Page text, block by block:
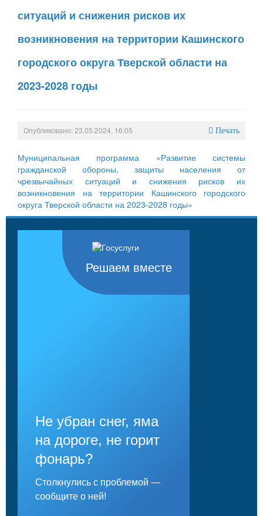
ситуаций и снижения рисков их
возникновения на территории Кашинского
городского округа Тверской области на
2023-2028 годы
Опубликовано: 23.05.2024, 16:05 Печать
Муниципальная программа «Развитие системы
гражданской обороны, защиты населения от
чрезвычайных ситуаций и снижения рисков их
возникновения на территории Кашинского городского
округа Тверской области на 2023-2028 годы»
Решаем вместе
Не убран снег, яма
на дороге, не горит
фонарь?
Столкнулись с проблемой —
сообщите о ней!